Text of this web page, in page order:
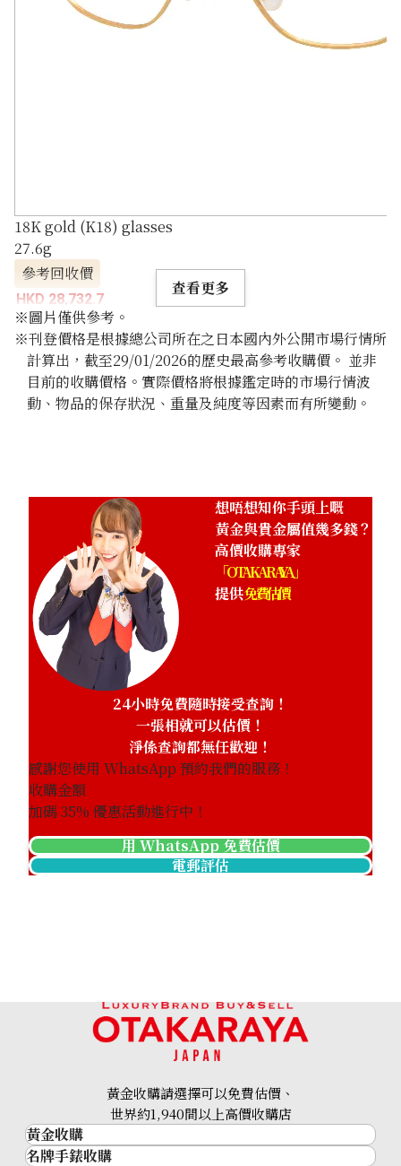
18K gold (K18) glasses
27.6g
參考回收價
HKD 28,732.7
查看更多
※圖片僅供參考。
※刊登價格是根據總公司所在之日本國內外公開市場行情所
計算出，截至29/01/2026的歷史最高參考收購價。 並非
目前的收購價格。實際價格將根據鑑定時的市場行情波
動、物品的保存狀況、重量及純度等因素而有所變動。
想唔想知你手頭上嘅
黃金與貴金屬值幾多錢？
高價收購專家
「OTAKARAYA」
提供免費估價
24小時免費隨時接受查詢！
一張相就可以估價！
淨係查詢都無任歡迎！
感謝您使用 WhatsApp 預約我們的服務！
收購金額
加碼35% 優惠活動進行中！
用 WhatsApp 免費估價
電郵評估
黃金收購請選擇可以免費估價、
世界約1,940間以上高價收購店
黃金收購
黃金･金條
名牌手錶收購